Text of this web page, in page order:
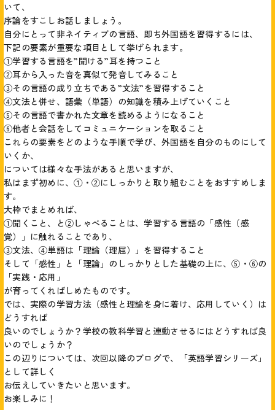
いて、
序論をすこしお話しましょう。
自分にとって非ネイティブの言語、即ち外国語を習得するには、
下記の要素が重要な項目として挙げられます。
①学習する言語を”聞ける”耳を持つこと
②耳から入った音を真似て発音してみること
③その言語の成り立ちである”文法”を習得すること
④文法と併せ、語彙（単語）の知識を積み上げていくこと
⑤その言語で書かれた文章を読めるようになること
⑥他者と会話をしてコミュニケーションを取ること
これらの要素をどのような手順で学び、外国語を自分のものにして
いくか、
については様々な手法があると思いますが、
私はまず初めに、①・②にしっかりと取り組むことをおすすめしま
す。
大枠でまとめれば、
①聞くこと、と②しゃべることは、学習する言語の「感性（感
覚）」に触れることであり、
③文法、④単語は「理論（理屈）」を習得すること
そして「感性」と「理論」のしっかりとした基礎の上に、⑤・⑥の
「実践・応用」
が育ってくればしめたものです。
では、実際の学習方法（感性と理論を身に着け、応用していく）は
どうすれば
良いのでしょうか？学校の教科学習と連動させるにはどうすれば良
いのでしょうか？
この辺りについては、次回以降のブログで、「英語学習シリーズ」
として詳しく
お伝えしていきたいと思います。
お楽しみに！